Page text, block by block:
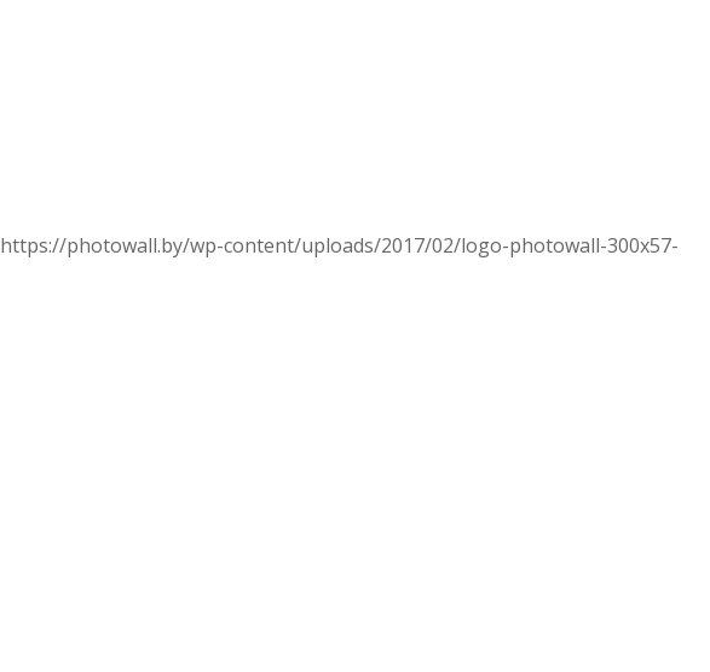
https://photowall.by/wp-content/uploads/2017/02/logo-photowall-300x57-